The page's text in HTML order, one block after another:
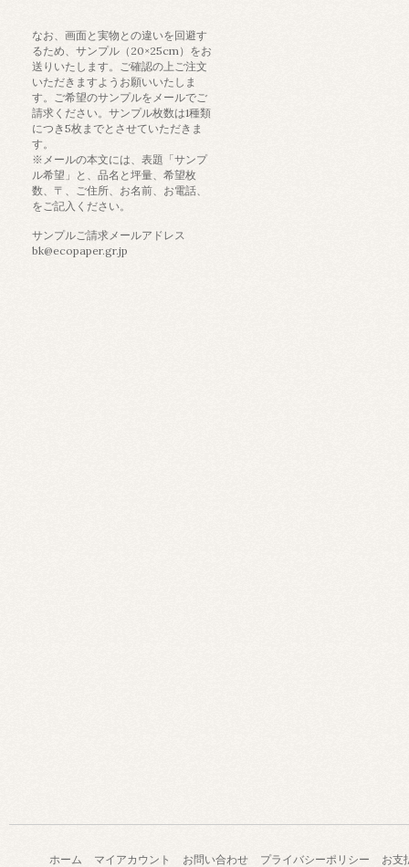
なお、画面と実物との違いを回避す
るため、サンプル（20×25cm）をお
送りいたします。ご確認の上ご注文
いただきますようお願いいたしま
す。ご希望のサンプルをメールでご
請求ください。サンプル枚数は1種類
につき5枚までとさせていただきま
す。
※メールの本文には、表題「サンプ
ル希望」と、品名と坪量、希望枚
数、〒、ご住所、お名前、お電話、
をご記入ください。
サンプルご請求メールアドレス
bk@ecopaper.gr.jp
ホーム マイアカウント お問い合わせ プライバシーポリシー お支